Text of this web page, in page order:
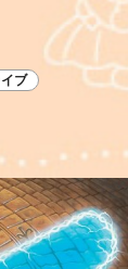
ブ